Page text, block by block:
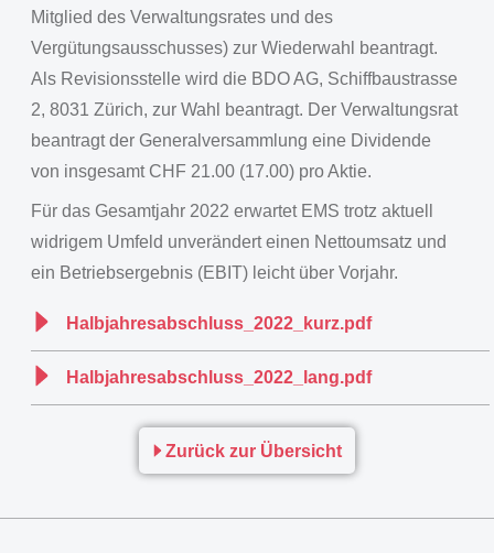
Mitglied des Verwaltungsrates und des
Vergütungsausschusses) zur Wiederwahl beantragt.
Als Revisionsstelle wird die BDO AG, Schiffbaustrasse
2, 8031 Zürich, zur Wahl beantragt. Der Verwaltungsrat
beantragt der Generalversammlung eine Dividende
von insgesamt CHF 21.00 (17.00) pro Aktie.
Für das Gesamtjahr 2022 erwartet EMS trotz aktuell
widrigem Umfeld unverändert einen Nettoumsatz und
ein Betriebsergebnis (EBIT) leicht über Vorjahr.
Halbjahresabschluss_2022_kurz.pdf
Halbjahresabschluss_2022_lang.pdf
Zurück zur Übersicht